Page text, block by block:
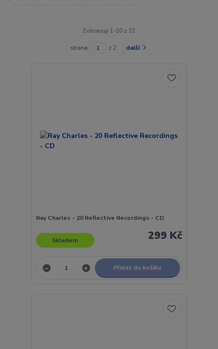
Zobrazuji 1-20 z 22
strana z 2 další
Ray Charles - 20 Reflective Recordings - CD
299 Kč
Skladem
Přidat do košíku